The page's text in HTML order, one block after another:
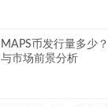
MAPS币发行量多少
与市场前景分析